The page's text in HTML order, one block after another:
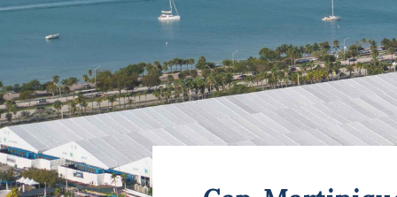
Dossiers de la
Collection Bloc Marine
Application Bloc Marine
Règlementation
BATEAUX